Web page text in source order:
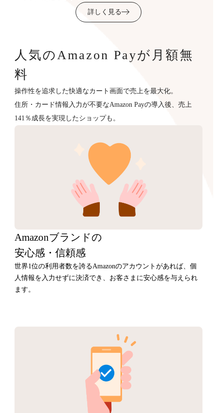
詳しく見る
人気のAmazon Payが月額無
料
操作性を追求した快適なカート画面で売上を最大化。
住所・カード情報入力が不要なAmazon Payの導入後、売上
141％成長を実現したショップも。
Amazonブランドの
安心感・信頼感
世界1位の利用者数を誇るAmazonのアカウントがあれば、個
人情報を入力せずに決済でき、お客さまに安心感を与えられ
ます。